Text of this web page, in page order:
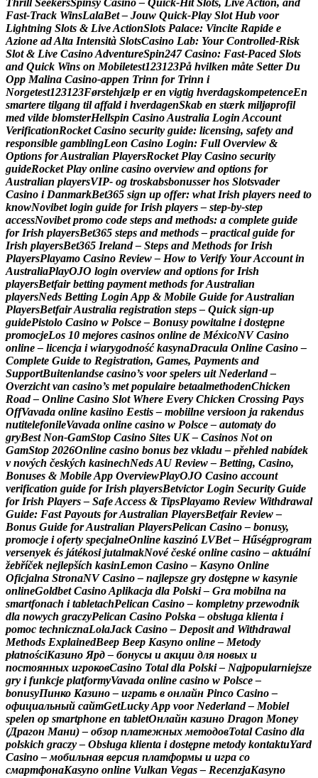
Fast‑Track WinsLalaBet – Jouw Quick‑Play Slot Hub voor
Lightning Slots & LiveActionSlots Palace: Vincite Rapide e
Azione adAlta Intensità SlotsCasino Lab: Your Controlled‑Risk
Slot & Live CasinoAdventureSpin247 Casino: Fast‑Paced Slots
and Quick Wins on Mobiletest123123På hvilken måte Setter Du
Opp Malina Casino-appen Trinn for Trinn i
Norgetest123123Førstehjælp er en vigtig hverdagskompetenceEn
smartere tilgang til affald i hverdagenSkab en stærk miljøprofil
med vilde blomsterHellspin CasinoAustralia Login Account
VerificationRocket Casino security guide: licensing, safety and
responsible gamblingLeon Casino Login: Full Overview &
Options forAustralian PlayersRocket Play Casino security
guideRocket Play online casino overview and options for
Australian playersVIP- og troskabsbonusser hos Slotsvader
Casino i DanmarkBet365 sign up offer: what Irish players need to
knowNovibet login guide for Irish players – step‑by‑step
accessNovibet promo code steps and methods: a complete guide
for Irish playersBet365 steps and methods – practical guide for
Irish playersBet365 Ireland – Steps and Methods for Irish
PlayersPlayamo Casino Review – How to Verify YourAccount in
AustraliaPlayOJO login overview and options for Irish
playersBetfair betting payment methods forAustralian
playersNeds Betting Login App & Mobile Guide forAustralian
PlayersBetfairAustralia registration steps – Quick sign‑up
guidePistolo Casino w Polsce – Bonusy powitalne i dostępne
promocjeLos 10 mejores casinos online de MéxicoNV Casino
online – licencja i wiarygodność kasynaDracula Online Casino –
Complete Guide to Registration, Games, Payments and
SupportBuitenlandse casino’s voor spelers uit Nederland –
Overzicht van casino’s met populaire betaalmethodenChicken
Road – Online Casino Slot Where Every Chicken Crossing Pays
OffVavada online kasiino Eestis – mobiilne versioon ja rakendus
nutitelefonileVavada online casino w Polsce – automaty do
gryBest Non-GamStop Casino Sites UK – Casinos Not on
GamStop 2026Online casino bonus bez vkladu – přehled nabídek
v nových českých kasinechNedsAU Review – Betting, Casino,
Bonuses & MobileApp OverviewPlayOJO Casino account
verification guide for Irish playersBetvictor Login Security Guide
for Irish Players – SafeAccess & TipsPlayamo Review Withdrawal
Guide: Fast Payouts forAustralian PlayersBetfair Review –
Bonus Guide forAustralian PlayersPelican Casino – bonusy,
promocje i oferty specjalneOnline kaszinó LVBet – Hűségprogram
versenyek és játékosi jutalmakNové české online casino – aktuální
žebříček nejlepších kasinLemon Casino – Kasyno Online
Oficjalna StronaNV Casino – najlepsze gry dostępne w kasynie
onlineGoldbet CasinoAplikacja dla Polski – Gra mobilna na
smartfonach i tabletachPelican Casino – kompletny przewodnik
dla nowych graczyPelican Casino Polska – obsługa klienta i
pomoc technicznaLolaJack Casino – Deposit and Withdrawal
Methods ExplainedBeep Beep Kasyno online – Metody
płatnościКазино Ярд – бонусы и акции для новых и
постоянных игроковCasino Total dla Polski – Najpopularniejsze
gry i funkcje platformyVavada online casino w Polsce –
bonusyПинко Казино – играть в онлайн Pinco Casino –
официальный сайтGetLuckyApp voor Nederland – Mobiel
spelen op smartphone en tabletОнлайн казино Dragon Money
(Драгон Мани) – обзор платежных методовTotal Casino dla
polskich graczy – Obsługa klienta i dostępne metody kontaktuYard
Casino – мобильная версия платформы и игра со
смартфонаKasyno online Vulkan Vegas – RecenzjaKasyno